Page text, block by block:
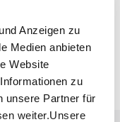
Anzeigen zu
Medien anbieten
Website
zu
unsere Partner für
weiter.Unsere